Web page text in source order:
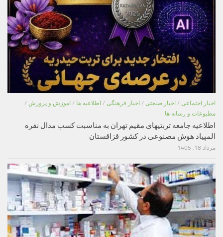
اخبار اجتماعی / اخبار صنعتی / اخبار فرهنگی / اطلاعیه ها / اموزش و پرورش /
مطبوعات و رسانه ها
اطلاعیه جامعه تربتیهای مقیم تهران به مناسبت کسب مدال نقره
المپیاد هوش مصنوعی در کشور قزاقستان
مرداد 18, 1405